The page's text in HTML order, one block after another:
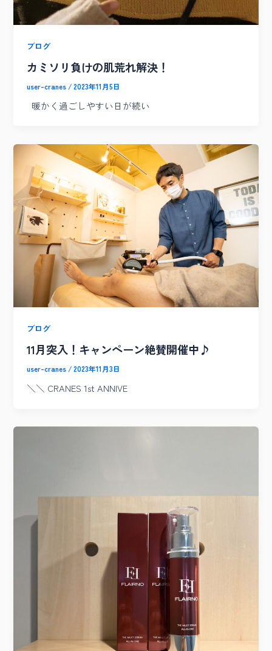
ブログ
カミソリ負けの肌荒れ解決！
user-cranes /2023年11月5日
暖かく過ごしやすい日が続い
ブログ
11月突入！キャンペーン絶賛開催中♪
user-cranes /2023年11月3日
＼＼ CRANES 1st ANNIVE